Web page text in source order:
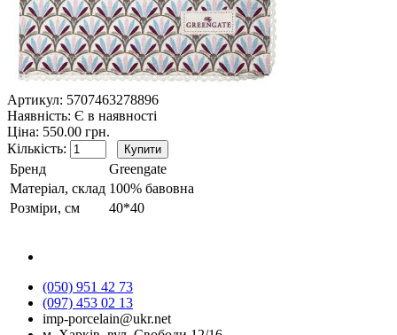
Артикул: 5707463278896
Наявність: Є в наявності
Ціна: 550.00 грн.
Кількість:
Бренд
Greengate
Матеріал, склад 100% бавовна
Розміри, см
40*40
(050) 951 42 73
(097) 453 02 13
imp-porcelain@ukr.net